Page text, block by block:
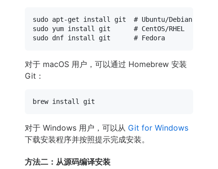
sudo apt-get install git # Ubuntu/Debian
sudo yum install git # CentOS/RHEL
sudo dnf install git # Fedora
对于 macOS 用户，可以通过 Homebrew 安装
Git：
对于 Windows 用户，可以从 Git for Windows
下载安装程序并按照提示完成安装。
方法二：从源码编译安装